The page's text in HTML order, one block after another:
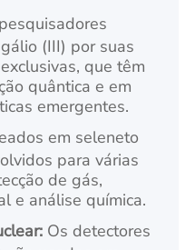
(III) por suas
que têm
quântica e em
emergentes.
em seleneto
para várias
de gás,
e análise química.
Os detectores